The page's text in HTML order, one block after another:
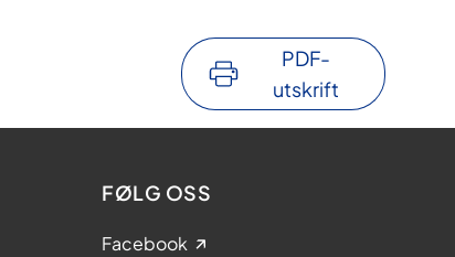
PDF-
utskrift
FØLG OSS
Facebook